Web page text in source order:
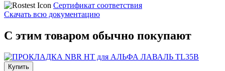
Сертификат соответствия
Скачать всю документацию
С этим товаром обычно покупают
Купить